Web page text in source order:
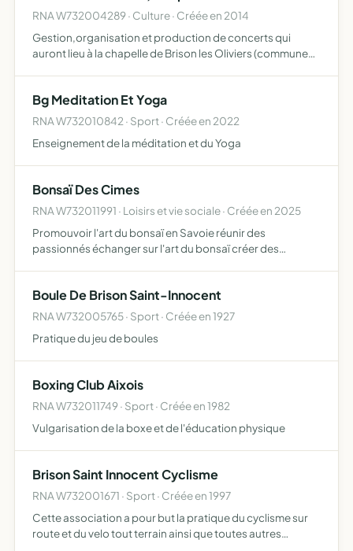
RNA W732004289 · Culture · Créée en 2014
Gestion,organisation et production de concerts qui
auront lieu à la chapelle de Brison les Oliviers (commune
Bg Meditation Et Yoga
RNA W732010842 · Sport · Créée en 2022
Enseignement de la méditation et du Yoga
Bonsaï Des Cimes
RNA W732011991 · Loisirs et vie sociale · Créée en 2025
Promouvoir l'art du bonsaï en Savoie réunir des
passionnés échanger sur l'art du bonsaï créer des
Boule De Brison Saint-Innocent
RNA W732005765 · Sport · Créée en 1927
Pratique du jeu de boules
Boxing Club Aixois
RNA W732011749 · Sport · Créée en 1982
Vulgarisation de la boxe et de l'éducation physique
Brison Saint Innocent Cyclisme
RNA W732001671 · Sport · Créée en 1997
Cette association a pour but la pratique du cyclisme sur
route et du velo tout terrain ainsi que toutes autres